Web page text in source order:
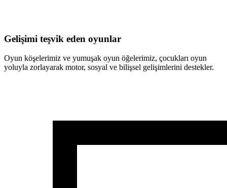
Gelişimi teşvik eden oyunlar
Oyun köşelerimiz ve yumuşak oyun öğelerimiz, çocukları oyun
yoluyla zorlayarak motor, sosyal ve bilişsel gelişimlerini destekler.